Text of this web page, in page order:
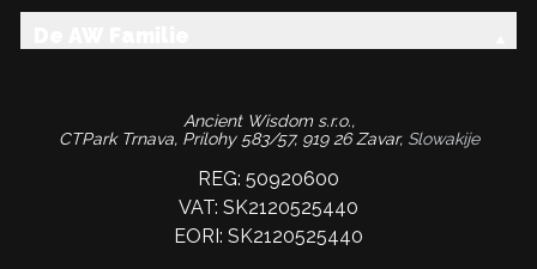
Ancient Wisdom s.r.o.,
CTPark Trnava, Prílohy 583/57, 919 26 Zavar, Slowakije
REG: 50920600
VAT: SK2120525440
EORI: SK2120525440